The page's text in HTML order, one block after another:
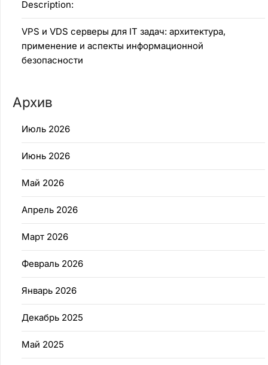
Description:
VPS и VDS серверы для IT задач: архитектура,
применение и аспекты информационной
безопасности
Архив
Июль 2026
Июнь 2026
Май 2026
Апрель 2026
Март 2026
Февраль 2026
Январь 2026
Декабрь 2025
Май 2025